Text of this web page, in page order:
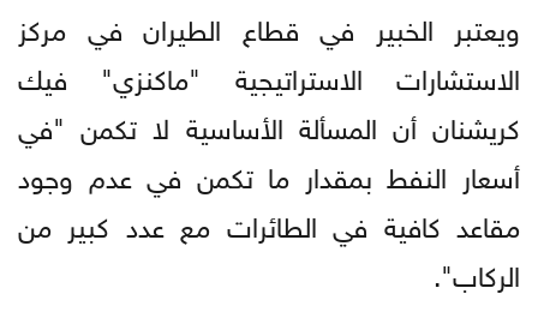
ويعتبر الخبير في قطاع الطيران في مركز
الاستشارات الاستراتيجية "ماكنزي" فيك
كريشنان أن المسألة الأساسية لا تكمن "في
أسعار النفط بمقدار ما تكمن في عدم وجود
مقاعد كافية في الطائرات مع عدد كبير من
الركاب".